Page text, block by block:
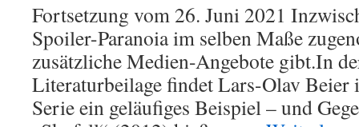
Fortsetzung vom 26. Juni 2021
Spoiler-Paranoia im selben Maße
zusätzliche Medien-Angebote gibt.In
Literaturbeilage findet Lars-Olav Beier
Serie ein geläufiges Beispiel – und